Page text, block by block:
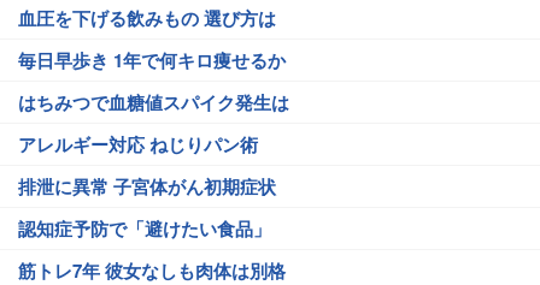
血圧を下げる飲みもの 選び方は
毎日早歩き 1年で何キロ痩せるか
はちみつで血糖値スパイク発生は
アレルギー対応 ねじりパン術
排泄に異常 子宮体がん初期症状
認知症予防で「避けたい食品」
筋トレ7年 彼女なしも肉体は別格